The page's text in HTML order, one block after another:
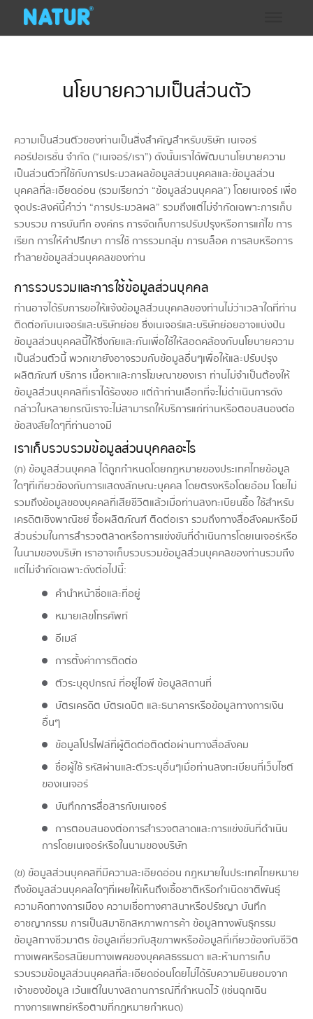
นโยบายความเป็นส่วนตัว
ความเป็นส่วนตัวของท่านเป็นสิ่งสำคัญสำหรับบริษัท เนเจอร์
คอร์ปอเรชั่น จำกัด (“เนเจอร์/เรา”) ดังนั้นเราได้พัฒนานโยบายความ
เป็นส่วนตัวที่ใช้กับการประมวลผลข้อมูลส่วนบุคคลและข้อมูลส่วน
บุคคลที่ละเอียดอ่อน (รวมเรียกว่า “ข้อมูลส่วนบุคคล”) โดยเนเจอร์ เพื่อ
จุดประสงค์นี้คำว่า “การประมวลผล” รวมถึงแต่ไม่จำกัดเฉพาะการเก็บ
รวบรวม การบันทึก องค์กร การจัดเก็บการปรับปรุงหรือการแก้ไข การ
เรียก การให้คำปรึกษา การใช้ การรวมกลุ่ม การบล็อค การลบหรือการ
ทำลายข้อมูลส่วนบุคคลของท่าน
การรวบรวมและการใช้ข้อมูลส่วนบุคคล
ท่านอาจได้รับการขอให้แจ้งข้อมูลส่วนบุคคลของท่านไม่ว่าเวลาใดที่ท่าน
ติดต่อกับเนเจอร์และบริษัทย่อย ซึ่งเนเจอร์และบริษัทย่อยอาจแบ่งปัน
ข้อมูลส่วนบุคคลนี้ให้ซึ่งกัยและกันเพื่อใช้ให้สอดคล้องกับนโยบายความ
เป็นส่วนตัวนี้ พวกเขายังอาจรวมกับข้อมูลอื่นๆเพื่อให้และปรับปรุง
ผลิตภัณฑ์ บริการ เนื้อหาและการโฆษณาของเรา ท่านไม่จำเป็นต้องให้
ข้อมูลส่วนบุคคลที่เราได้ร้องขอ แต่ถ้าท่านเลือกที่จะไม่ดำเนินการดัง
กล่าวในหลายกรณีเราจะไม่สามารถให้บริการแก่ท่านหรือตอบสนองต่อ
ข้อสงสัยใดๆที่ท่านอาจมี
เราเก็บรวบรวมข้อมูลส่วนบุคคลอะไร
(ก) ข้อมูลส่วนบุคคล ได้ถูกกำหนดโดยกฎหมายของประเทศไทยข้อมูล
ใดๆที่เกี่ยวข้องกับการแสดงลักษณะบุคคล โดยตรงหรือโดยอ้อม โดยไม่
รวมถึงข้อมูลของบุคคลที่เสียชีวิตแล้วเมื่อท่านลงทะเบียนซื้อ ใช้สำหรับ
เครดิตเชิงพาณิชย์ ซื้อผลิตภัณฑ์ ติดต่อเรา รวมถึงทางสื่อสังคมหรือมี
ส่วนร่วมในการสำรวจตลาดหรือการแข่งขันที่ดำเนินการโดยเนเจอร์หรือ
ในนามของบริษัท เราอาจเก็บรวบรวมข้อมูลส่วนบุคคลของท่านรวมถึง
แต่ไม่จำกัดเฉพาะดังต่อไปนี้:
คำนำหน้าชื่อและที่อยู่
หมายเลขโทรศัพท์
อีเมล์
การตั้งค่าการติดต่อ
ตัวระบุอุปกรณ์ ที่อยู่ไอพี ข้อมูลสถานที่
บัตรเครดิต บัตรเดบิต และธนาคารหรือข้อมูลทางการเงิน
อื่นๆ
ข้อมูลโปรไฟล์ที่ผู้ติดต่อติดต่อผ่านทางสื่อสังคม
ชื่อผู้ใช้ รหัสผ่านและตัวระบุอื่นๆเมื่อท่านลงทะเบียนที่เว็บไซต์
ของเนเจอร์
บันทึกการสื่อสารกับเนเจอร์
การตอบสนองต่อการสำรวจตลาดและการแข่งขันที่ดำเนิน
การโดยเนเจอร์หรือในนามของบริษัท
(ข) ข้อมูลส่วนบุคคลที่มีความละเอียดอ่อน กฎหมายในประเทศไทยหมาย
ถึงข้อมูลส่วนบุคคลใดๆที่เผยให้เห็นถึงเชื้อชาติหรือกำเนิดชาติพันธุ์
ความคิดทางการเมือง ความเชื่อทางศาสนาหรือปรัชญา บันทึก
อาชญากรรม การเป็นสมาชิกสหภาพการค้า ข้อมูลทางพันธุกรรม
ข้อมูลทางชีวมาตร ข้อมูลเกี่ยวกับสุขภาพหรือข้อมูลที่เกี่ยวข้องกับชีวิต
ทางเพศหรือรสนิยมทางเพศของบุคคลธรรมดา และห้ามการเก็บ
รวบรวมข้อมูลส่วนบุคคลที่ละเอียดอ่อนโดยไม่ได้รับความยินยอมจาก
เจ้าของข้อมูล เว้นแต่ในบางสถานการณ์ที่กำหนดไว้ (เช่นฉุกเฉิน
ทางการแพทย์หรือตามที่กฎหมายกำหนด)